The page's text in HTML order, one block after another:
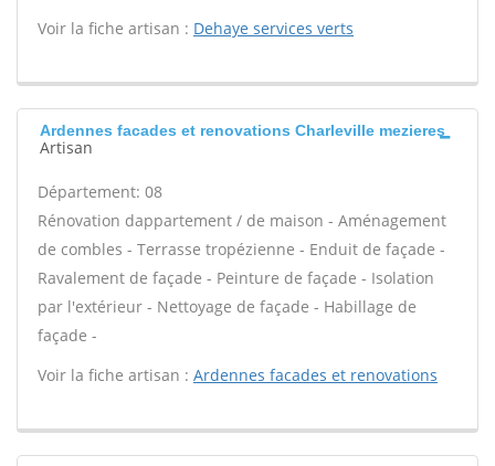
Voir la fiche artisan : Dehaye services verts
Ardennes facades et renovations Charleville mezieres
Artisan
Département: 08
Rénovation dappartement / de maison - Aménagement
de combles - Terrasse tropézienne - Enduit de façade -
Ravalement de façade - Peinture de façade - Isolation
par l'extérieur - Nettoyage de façade - Habillage de
façade -
Voir la fiche artisan : Ardennes facades et renovations